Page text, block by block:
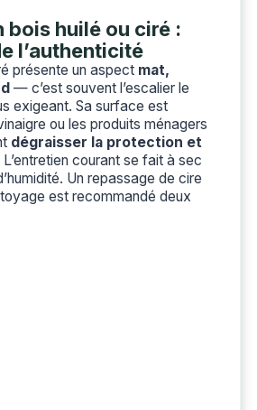
bois huilé ou ciré :
l’authenticité
présente un aspect mat,
— c’est souvent l’escalier le
exigeant. Sa surface est
ou les produits ménagers
dégraisser la protection et
L’entretien courant se fait à sec
Un repassage de cire
est recommandé deux